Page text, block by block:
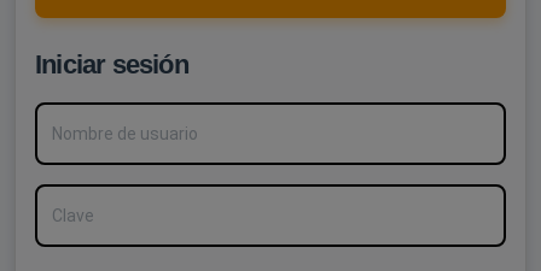
Iniciar sesión
Nombre de usuario
Clave